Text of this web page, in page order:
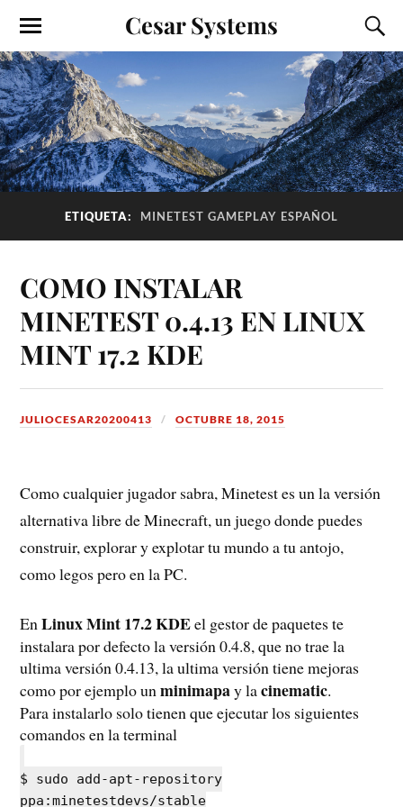
Cesar Systems
ETIQUETA: MINETEST GAMEPLAY ESPAÑOL
COMO INSTALAR
MINETEST 0.4.13 EN LINUX
MINT 17.2 KDE
JULIOCESAR20200413 OCTUBRE 18, 2015
Como cualquier jugador sabra, Minetest es un la versión
alternativa libre de Minecraft, un juego donde puedes
construir, explorar y explotar tu mundo a tu antojo,
como legos pero en la PC.
EnLinux Mint 17.2 KDEel gestor de paquetes te
instalara por defecto la versión 0.4.8, que no trae la
ultima versión 0.4.13, la ultima versión tiene mejoras
como por ejemplo unminimapay lacinematic.
Para instalarlo solo tienen que ejecutar los siguientes
comandos en la terminal
$ sudo add-apt-repository
ppa:minetestdevs/stable